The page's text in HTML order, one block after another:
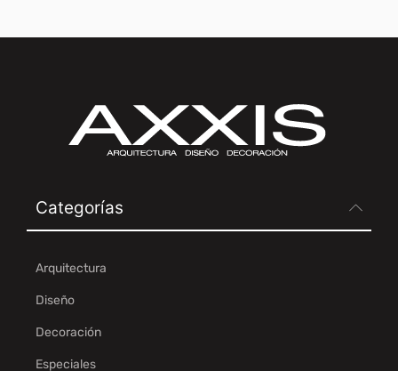
Categorías
Arquitectura
Diseño
Decoración
Especiales